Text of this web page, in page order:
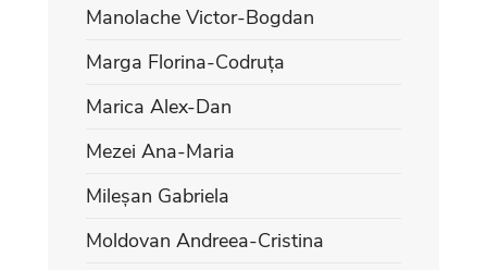
Manolache Victor-Bogdan
Marga Florina-Codruța
Marica Alex-Dan
Mezei Ana-Maria
Mileșan Gabriela
Moldovan Andreea-Cristina